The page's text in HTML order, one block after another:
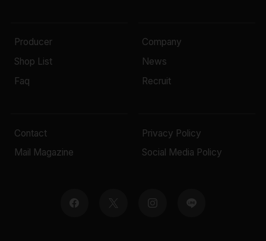
Producer
Shop List
Faq
Company
News
Recruit
Contact
Mail Magazine
Privacy Policy
Social Media Policy